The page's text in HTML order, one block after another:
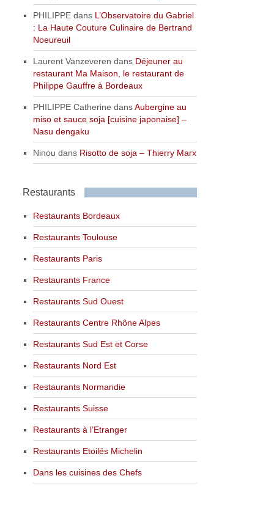
PHILIPPE dans L’Observatoire du Gabriel
: La Haute Couture Culinaire de Bertrand
Noeureuil
Laurent Vanzeveren dans Déjeuner au
restaurant Ma Maison, le restaurant de
Philippe Gauffre à Bordeaux
PHILIPPE Catherine dansAubergine au
miso et sauce soja [cuisine japonaise] –
Nasu dengaku
Ninou dans Risotto de soja – Thierry Marx
Restaurants
Restaurants Bordeaux
Restaurants Toulouse
Restaurants Paris
Restaurants France
Restaurants Sud Ouest
Restaurants Centre Rhône Alpes
Restaurants Sud Est et Corse
Restaurants Nord Est
Restaurants Normandie
Restaurants Suisse
Restaurants à l’Etranger
Restaurants Etoilés Michelin
Dans les cuisines des Chefs